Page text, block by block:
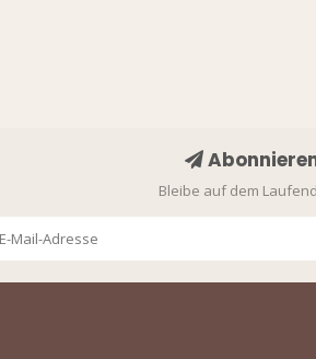
Bleibe auf dem